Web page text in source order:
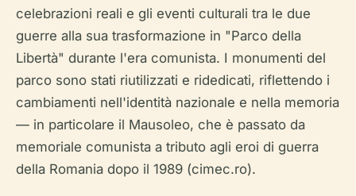
celebrazioni reali e gli eventi culturali tra le due
guerre alla sua trasformazione in "Parco della
Libertà" durante l'era comunista. I monumenti del
parco sono stati riutilizzati e ridedicati, riflettendo i
cambiamenti nell'identità nazionale e nella memoria
— in particolare il Mausoleo, che è passato da
memoriale comunista a tributo agli eroi di guerra
della Romania dopo il 1989 (cimec.ro).